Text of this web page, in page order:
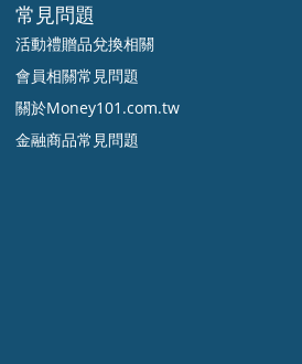
常見問題
活動禮贈品兌換相關
會員相關常見問題
關於Money101.com.tw
金融商品常見問題